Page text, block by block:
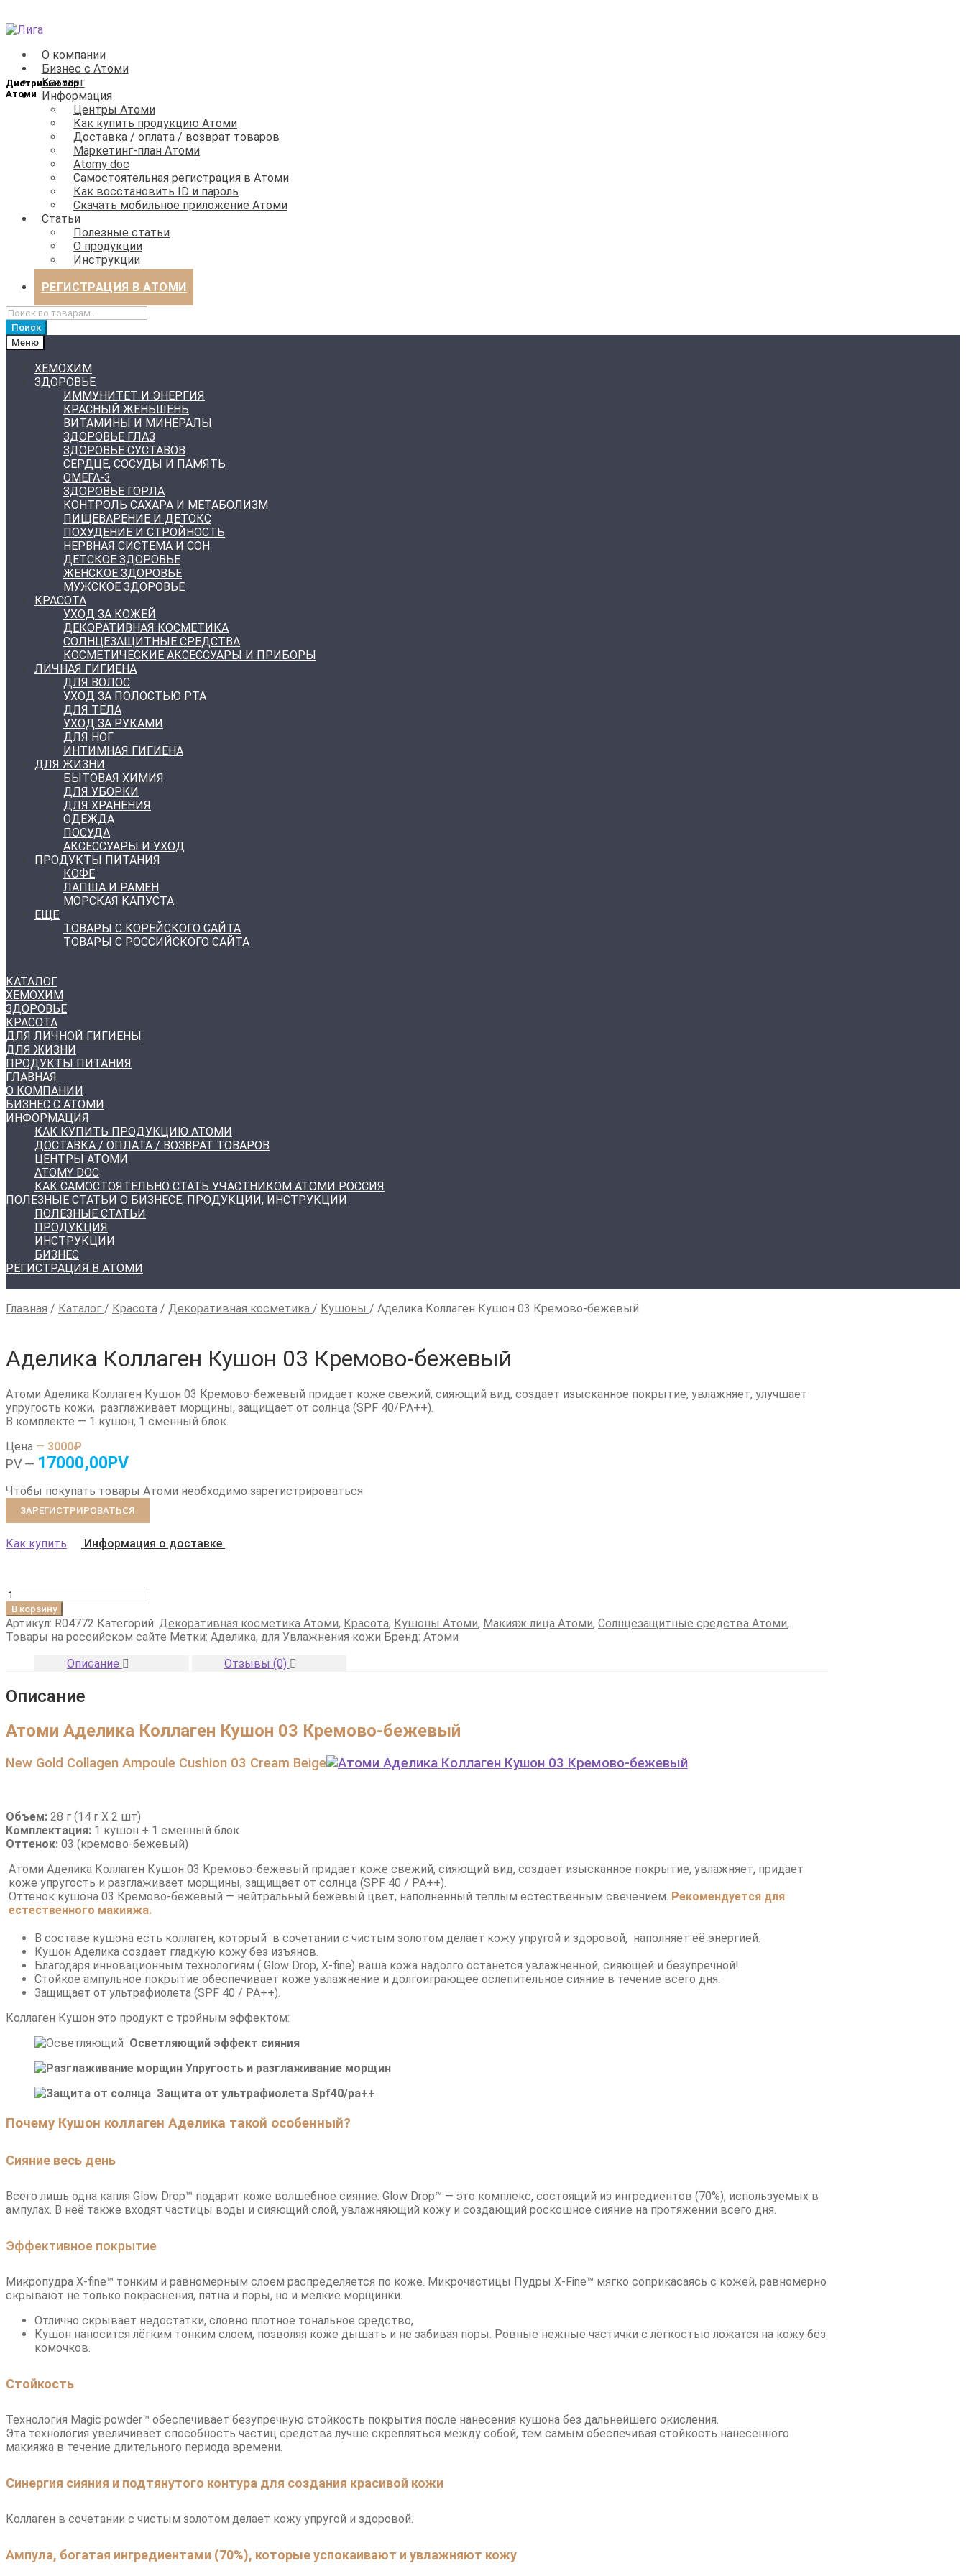
Перейти
навигации
Перейти
содержимому
О компании
Бизнес с Атоми
Каталог
Информация
Центры Атоми
Как купить продукцию Атоми
Доставка / оплата / возврат товаров
Маркетинг-план Атоми
Atomy doc
Самостоятельная регистрация в Атоми
Как восстановить ID и пароль
Скачать мобильное приложение Атоми
Статьи
Полезные статьи
О продукции
Инструкции
РЕГИСТРАЦИЯ В АТОМИ
Искать:
Поиск
Меню
ХЕМОХИМ
ЗДОРОВЬЕ
ИММУНИТЕТ И ЭНЕРГИЯ
КРАСНЫЙ ЖЕНЬШЕНЬ
ВИТАМИНЫ И МИНЕРАЛЫ
ЗДОРОВЬЕ ГЛАЗ
ЗДОРОВЬЕ СУСТАВОВ
СЕРДЦЕ, СОСУДЫ И ПАМЯТЬ
ОМЕГА-3
ЗДОРОВЬЕ ГОРЛА
КОНТРОЛЬ САХАРА И МЕТАБОЛИЗМ
ПИЩЕВАРЕНИЕ И ДЕТОКС
ПОХУДЕНИЕ И СТРОЙНОСТЬ
НЕРВНАЯ СИСТЕМА И СОН
ДЕТСКОЕ ЗДОРОВЬЕ
ЖЕНСКОЕ ЗДОРОВЬЕ
МУЖСКОЕ ЗДОРОВЬЕ
КРАСОТА
УХОД ЗА КОЖЕЙ
ДЕКОРАТИВНАЯ КОСМЕТИКА
СОЛНЦЕЗАЩИТНЫЕ СРЕДСТВА
КОСМЕТИЧЕСКИЕ АКСЕССУАРЫ И ПРИБОРЫ
ЛИЧНАЯ ГИГИЕНА
ДЛЯ ВОЛОС
УХОД ЗА ПОЛОСТЬЮ РТА
ДЛЯ ТЕЛА
УХОД ЗА РУКАМИ
ДЛЯ НОГ
ИНТИМНАЯ ГИГИЕНА
ДЛЯ ЖИЗНИ
БЫТОВАЯ ХИМИЯ
ДЛЯ УБОРКИ
ДЛЯ ХРАНЕНИЯ
ОДЕЖДА
ПОСУДА
АКСЕССУАРЫ И УХОД
ПРОДУКТЫ ПИТАНИЯ
КОФЕ
ЛАПША И РАМЕН
МОРСКАЯ КАПУСТА
ЕЩЁ
ТОВАРЫ С КОРЕЙСКОГО САЙТА
ТОВАРЫ С РОССИЙСКОГО САЙТА
КАТАЛОГ
ХЕМОХИМ
ЗДОРОВЬЕ
КРАСОТА
ДЛЯ ЛИЧНОЙ ГИГИЕНЫ
ДЛЯ ЖИЗНИ
ПРОДУКТЫ ПИТАНИЯ
ГЛАВНАЯ
О КОМПАНИИ
БИЗНЕС С АТОМИ
ИНФОРМАЦИЯ
КАК КУПИТЬ ПРОДУКЦИЮ АТОМИ
ДОСТАВКА / ОПЛАТА / ВОЗВРАТ ТОВАРОВ
ЦЕНТРЫ АТОМИ
ATOMY DOC
КАК САМОСТОЯТЕЛЬНО СТАТЬ УЧАСТНИКОМ АТОМИ РОССИЯ
ПОЛЕЗНЫЕ СТАТЬИ О БИЗНЕСЕ, ПРОДУКЦИИ, ИНСТРУКЦИИ
ПОЛЕЗНЫЕ СТАТЬИ
ПРОДУКЦИЯ
ИНСТРУКЦИИ
БИЗНЕС
РЕГИСТРАЦИЯ В АТОМИ
Главная / Каталог / Красота / Декоративная косметика / Кушоны / Аделика Коллаген Кушон 03 Кремово-бежевый
Аделика Коллаген Кушон 03 Кремово-бежевый
Атоми Аделика Коллаген Кушон 03 Кремово-бежевый придает коже свежий, сияющий вид, создает изысканное покрытие, увлажняет, улучшает
упругость кожи, разглаживает морщины, защищает от солнца (SPF 40/PA++).
В комплекте — 1 кушон, 1 сменный блок.
Цена — 3000₽
PV — 17000,00PV
Чтобы покупать товары Атоми необходимо зарегистрироваться
ЗАРЕГИСТРИРОВАТЬСЯ
Как купить Информация о доставке
Количество
товара
Аделика
Коллаген
бежевый
В корзину
Артикул: R04772 Категорий: Декоративная косметика Атоми, Красота, Кушоны Атоми, Макияж лица Атоми, Солнцезащитные средства Атоми,
Товары на российском сайте Метки: Аделика, для Увлажнения кожи Бренд: Атоми
Описание
Отзывы (0)
Описание
Атоми Аделика Коллаген Кушон 03 Кремово-бежевый
New Gold Collagen Ampoule Cushion 03 Cream Beige
Объем: 28 г (14 г X 2 шт)
Комплектация: 1 кушон + 1 сменный блок
Оттенок: 03 (кремово-бежевый)
Атоми Аделика Коллаген Кушон 03 Кремово-бежевый придает коже свежий, сияющий вид, создает изысканное покрытие, увлажняет, придает
коже упругость и разглаживает морщины, защищает от солнца (SPF 40 / PA++).
Оттенок кушона 03 Кремово-бежевый — нейтральный бежевый цвет, наполненный тёплым естественным свечением. Рекомендуется для
естественного макияжа.
В составе кушона есть коллаген, который в сочетании с чистым золотом делает кожу упругой и здоровой, наполняет её энергией.
Кушон Аделика создает гладкую кожу без изъянов.
Благодаря инновационным технологиям ( Glow Drop, X-fine) ваша кожа надолго останется увлажненной, сияющей и безупречной!
Стойкое ампульное покрытие обеспечивает коже увлажнение и долгоиграющее ослепительное сияние в течение всего дня.
Защищает от ультрафиолета (SPF 40 / PA++).
Коллаген Кушон это продукт с тройным эффектом:
Осветляющий эффект сияния
Упругость и разглаживание морщин
Защита от ультрафиолета Spf40/pa++
Почему Кушон коллаген Аделика такой особенный?
Сияние весь день
Всего лишь одна капля Glow Drop™ подарит коже волшебное сияние. Glow Drop™ — это комплекс, состоящий из ингредиентов (70%), используемых в
ампулах. В неё также входят частицы воды и сияющий слой, увлажняющий кожу и создающий роскошное сияние на протяжении всего дня.
Эффективное покрытие
Микропудра X-fine™ тонким и равномерным слоем распределяется по коже. Микрочастицы Пудры X-Fine™ мягко соприкасаясь с кожей, равномерно
скрывают не только покраснения, пятна и поры, но и мелкие морщинки.
Отлично скрывает недостатки, словно плотное тональное средство,
Кушон наносится лёгким тонким слоем, позволяя коже дышать и не забивая поры. Ровные нежные частички с лёгкостью ложатся на кожу без
комочков.
Стойкость
Технология Magic powder™ обеспечивает безупречную стойкость покрытия после нанесения кушона без дальнейшего окисления.
Эта технология увеличивает способность частиц средства лучше скрепляться между собой, тем самым обеспечивая стойкость нанесенного
макияжа в течение длительного периода времени.
Синергия сияния и подтянутого контура для создания красивой кожи
Коллаген в сочетании с чистым золотом делает кожу упругой и здоровой.
Ампула, богатая ингредиентами (70%), которые успокаивают и увлажняют кожу